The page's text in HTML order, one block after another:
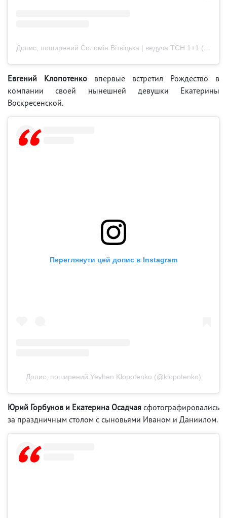
Допис, поширений Соломія Вітвіцька | ведуча ТСН 1+1 (@solomiyavitvitska)
Евгений Клопотенко впервые встретил Рождество в
компании своей нынешней девушки Екатерины
Воскресенской.
Переглянути цей допис в Instagram
Допис, поширений Yevhen Klopotenko (@klopotenko)
Юрий Горбунов и Екатерина Осадчая сфотографировались
за праздничным столом с сыновьями Иваном и Даниилом.